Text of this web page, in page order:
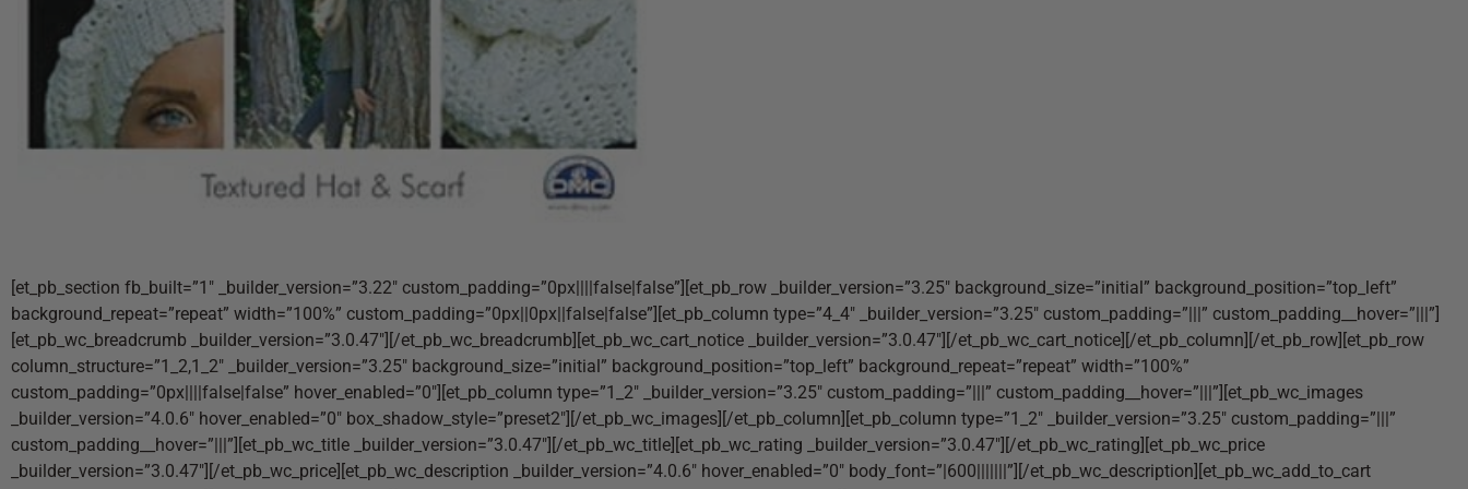
[et_pb_section fb_built=”1″ _builder_version=”3.22″ custom_padding=”0px||||false|false”][et_pb_row _builder_version=”3.25″ background_size=”initial” background_position=”top_left”
background_repeat=”repeat” width=”100%” custom_padding=”0px||0px||false|false”][et_pb_column type=”4_4″ _builder_version=”3.25″ custom_padding=”|||” custom_padding__hover=”|||”]
[et_pb_wc_breadcrumb _builder_version=”3.0.47″][/et_pb_wc_breadcrumb][et_pb_wc_cart_notice _builder_version=”3.0.47″][/et_pb_wc_cart_notice][/et_pb_column][/et_pb_row][et_pb_row
column_structure=”1_2,1_2″ _builder_version=”3.25″ background_size=”initial” background_position=”top_left” background_repeat=”repeat” width=”100%”
custom_padding=”0px||||false|false” hover_enabled=”0″][et_pb_column type=”1_2″ _builder_version=”3.25″ custom_padding=”|||” custom_padding__hover=”|||”][et_pb_wc_images
_builder_version=”4.0.6″ hover_enabled=”0″ box_shadow_style=”preset2″][/et_pb_wc_images][/et_pb_column][et_pb_column type=”1_2″ _builder_version=”3.25″ custom_padding=”|||”
custom_padding__hover=”|||”][et_pb_wc_title _builder_version=”3.0.47″][/et_pb_wc_title][et_pb_wc_rating _builder_version=”3.0.47″][/et_pb_wc_rating][et_pb_wc_price
_builder_version=”3.0.47″][/et_pb_wc_price][et_pb_wc_description _builder_version=”4.0.6″ hover_enabled=”0″ body_font=”|600|||||||”][/et_pb_wc_description][et_pb_wc_add_to_cart